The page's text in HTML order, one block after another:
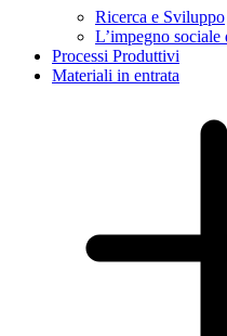
Ricerca e Sviluppo
L’impegno
Processi Produttivi
Materiali in entrata